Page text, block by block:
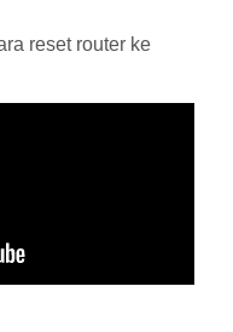
reset router ke